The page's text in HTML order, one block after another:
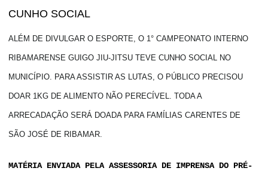
CUNHO SOCIAL
ALÉM DE DIVULGAR O ESPORTE, O 1° CAMPEONATO INTERNO
RIBAMARENSE GUIGO JIU-JITSU TEVE CUNHO SOCIAL NO
MUNICÍPIO. PARA ASSISTIR AS LUTAS, O PÚBLICO PRECISOU
DOAR 1KG DE ALIMENTO NÃO PERECÍVEL. TODA A
ARRECADAÇÃO SERÁ DOADA PARA FAMÍLIAS CARENTES DE
SÃO JOSÉ DE RIBAMAR.
MATÉRIA ENVIADA PELA ASSESSORIA DE IMPRENSA DO PRÉ-